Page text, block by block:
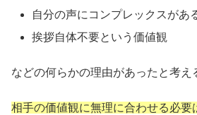
自分の声にコンプレックスがあ
挨拶自体不要という価値観
などの何らかの理由があったと考え
相手の価値観に無理に合わせる必要